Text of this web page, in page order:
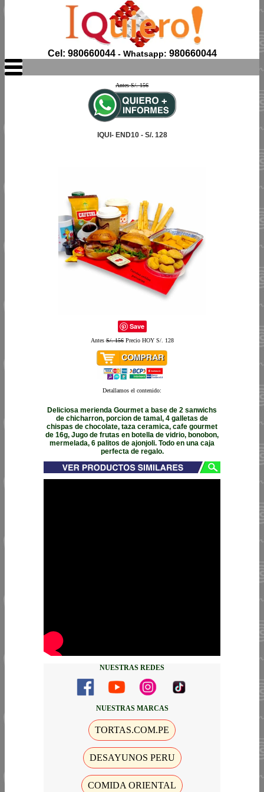
Cel: 980660044- Whatsapp: 980660044
Antes S/. 156
IQUI- END10 - S/. 128
Save
AntesS/. 156Precio HOY S/. 128
Detallamos el contenido:
Deliciosa merienda Gourmet a base de 2 sanwichs
de chicharron, porcion de tamal, 4 galletas de
chispas de chocolate, taza ceramica, cafe gourmet
de 16g, Jugo de frutas en botella de vidrio, bonobon,
mermelada, 6 palitos de ajonjoli. Todo en una caja
perfecta de regalo.
NUESTRAS REDES
NUESTRAS MARCAS
TORTAS.COM.PE
DESAYUNOS PERU
COMIDA ORIENTAL